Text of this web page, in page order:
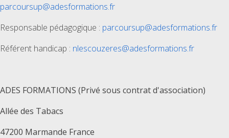
parcoursup@adesformations.fr
Responsable pédagogique : parcoursup@adesformations.fr
Référent handicap : nlescouzeres@adesformations.fr
ADES FORMATIONS (Privé sous contrat d'association)
Allée des Tabacs
47200 Marmande France